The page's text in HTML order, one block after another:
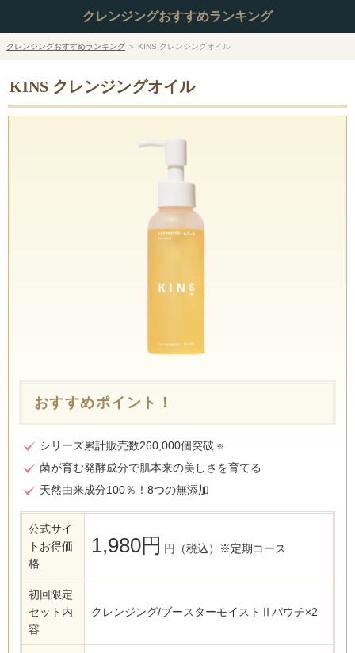
クレンジングおすすめランキング
クレンジングおすすめランキング ＞ KINS クレンジングオイル
KINS クレンジングオイル
おすすめポイント！
シリーズ累計販売数260,000個突破 ※
菌が育む発酵成分で肌本来の美しさを育てる
天然由来成分100％！8つの無添加
公式サイ
トお得価
格
1,980円 円（税込）※定期コース
初回限定
セット内
容
クレンジング/ブースターモイストⅡパウチ×2